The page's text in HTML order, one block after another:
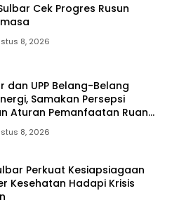
Cek Progres Rusun
8, 2026
dan UPP Belang-Belang
Samakan Persepsi
Aturan Pemanfaatan Ruang
8, 2026
Perkuat Kesiapsiagaan
Kesehatan Hadapi Krisis